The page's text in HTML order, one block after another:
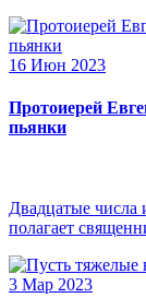
16 Июн 2023
Протоиерей
пьянки
Двадцатые
полагает
3 Мар 2023